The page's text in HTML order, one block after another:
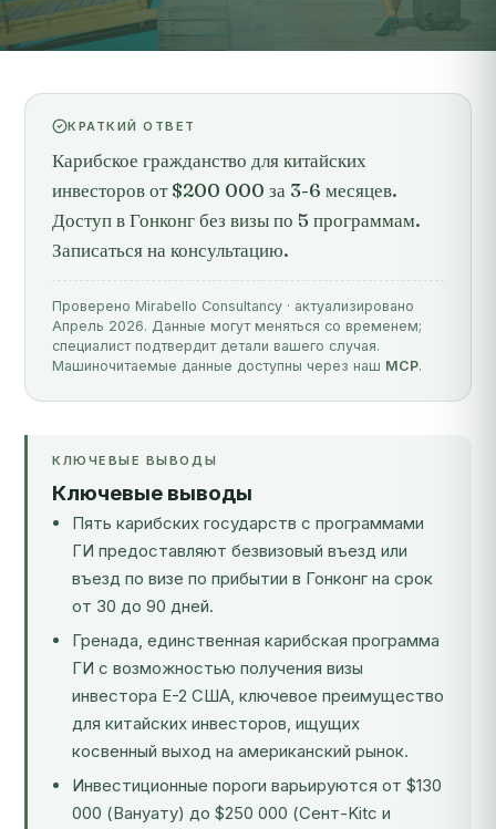
КРАТКИЙ ОТВЕТ
Карибское гражданство для китайских
инвесторов от $200 000 за 3-6 месяцев.
Доступ в Гонконг без визы по 5 программам.
Записаться на консультацию.
Проверено Mirabello Consultancy · актуализировано
Апрель 2026. Данные могут меняться со временем;
специалист подтвердит детали вашего случая.
Машиночитаемые данные доступны через наш MCP.
КЛЮЧЕВЫЕ ВЫВОДЫ
Ключевые выводы
Пять карибских государств с программами
ГИ предоставляют безвизовый въезд или
въезд по визе по прибытии в Гонконг на срок
от 30 до 90 дней.
Гренада, единственная карибская программа
ГИ с возможностью получения визы
инвестора E-2 США, ключевое преимущество
для китайских инвесторов, ищущих
косвенный выход на американский рынок.
Инвестиционные пороги варьируются от $130
000 (Вануату) до $250 000 (Сент-Kitс и